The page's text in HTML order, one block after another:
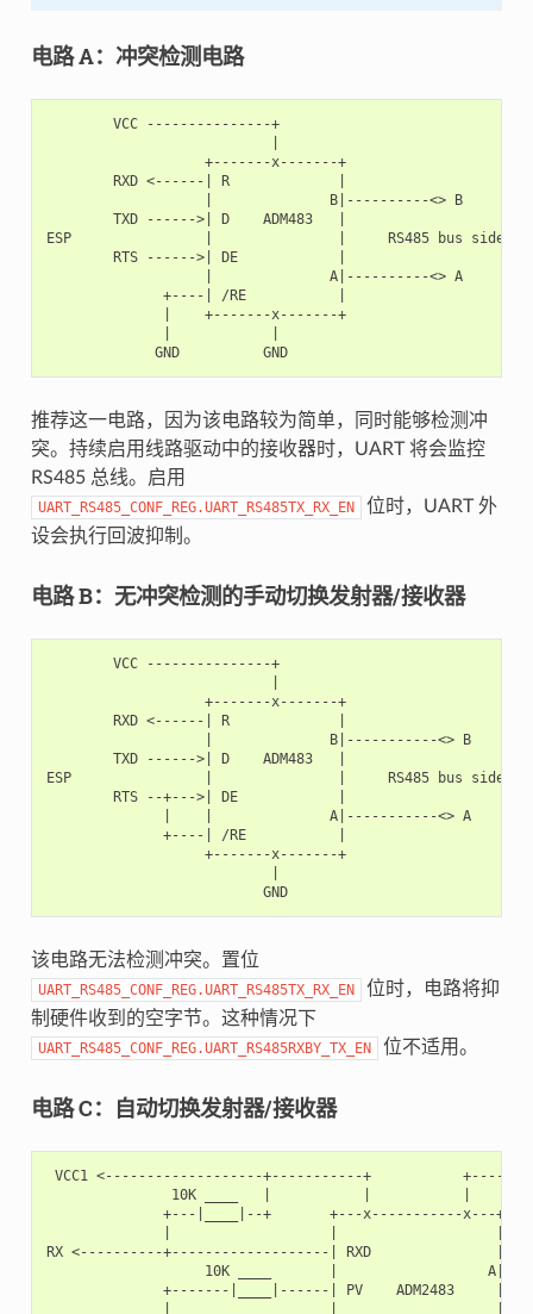
电路 A：冲突检测电路
        VCC ---------------+
                   +-------x-------+
        RXD <------| R             |
                   |              B|----------<> B
        TXD ------>| D    ADM483   |
ESP                |               |     RS485 bus side
        RTS ------>| DE            |
                   |              A|----------<> A
              +----| /RE           |
              |    +-------x-------+
             GND          GND
推荐这一电路，因为该电路较为简单，同时能够检测冲
突。持续启用线路驱动中的接收器时，UART 将会监控
RS485 总线。启用
UART_RS485_CONF_REG.UART_RS485TX_RX_EN
位时，UART 外
设会执行回波抑制。
电路 B：无冲突检测的手动切换发射器/接收器
        VCC ---------------+
                   +-------x-------+
        RXD <------| R             |
                   |              B|-----------<> B
        TXD ------>| D    ADM483   |
ESP                |               |     RS485 bus side
        RTS --+--->| DE            |
              |    |              A|-----------<> A
              +----| /RE           |
                   +-------x-------+
                          GND
该电路无法检测冲突。置位
UART_RS485_CONF_REG.UART_RS485TX_RX_EN
位时，电路将抑
制硬件收到的空字节。这种情况下
UART_RS485_CONF_REG.UART_RS485RXBY_TX_EN 位不适用。
电路 C：自动切换发射器/接收器
VCC1 <-------------------+-----------+
10K ____   |           |           |
+---|____|--+       +---x-----------x---+
RX <----------+-------------------| RXD               |
10K ____       |
+-------|____|------| PV    ADM2483     |